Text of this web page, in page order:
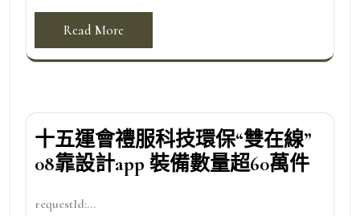
Read More
十五運會禮服科技環保“雙在線”
08靠設計app 裝備數量超60萬件
requestId:...